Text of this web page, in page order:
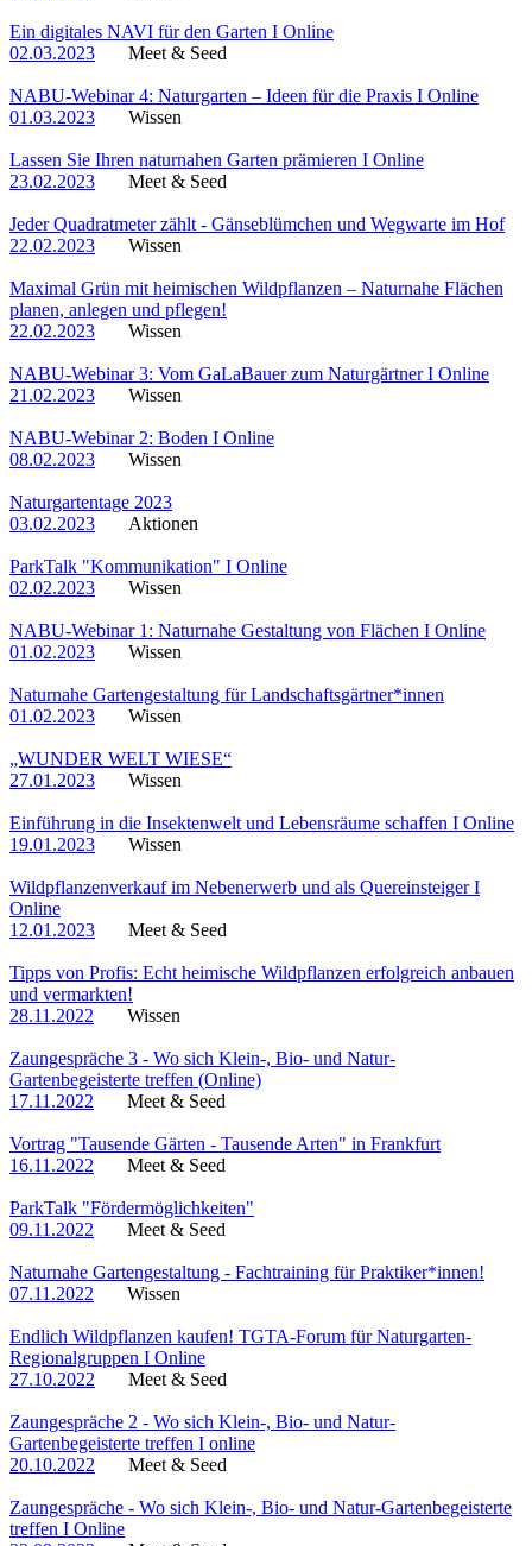
Ein digitales NAVI für den Garten I Online
02.03.2023
Meet & Seed
NABU-Webinar 4: Naturgarten – Ideen für die Praxis I Online
01.03.2023
Wissen
Lassen Sie Ihren naturnahen Garten prämieren I Online
23.02.2023
Meet & Seed
Jeder Quadratmeter zählt - Gänseblümchen und Wegwarte im Hof
22.02.2023
Wissen
Maximal Grün mit heimischen Wildpflanzen – Naturnahe Flächen
planen, anlegen und pflegen!
22.02.2023
Wissen
NABU-Webinar 3: Vom GaLaBauer zum Naturgärtner I Online
21.02.2023
Wissen
NABU-Webinar 2: Boden I Online
08.02.2023
Wissen
Naturgartentage 2023
03.02.2023
Aktionen
ParkTalk "Kommunikation" I Online
02.02.2023
Wissen
NABU-Webinar 1: Naturnahe Gestaltung von Flächen I Online
01.02.2023
Wissen
Naturnahe Gartengestaltung für Landschaftsgärtner*innen
01.02.2023
Wissen
„WUNDER WELT WIESE“
27.01.2023
Wissen
Einführung in die Insektenwelt und Lebensräume schaffen I Online
19.01.2023
Wissen
Wildpflanzenverkauf im Nebenerwerb und als Quereinsteiger I
Online
12.01.2023
Meet & Seed
Tipps von Profis: Echt heimische Wildpflanzen erfolgreich anbauen
und vermarkten!
28.11.2022
Wissen
Zaungespräche 3 - Wo sich Klein-, Bio- und Natur-
Gartenbegeisterte treffen (Online)
17.11.2022
Meet & Seed
Vortrag "Tausende Gärten - Tausende Arten" in Frankfurt
16.11.2022
Meet & Seed
ParkTalk "Fördermöglichkeiten"
09.11.2022
Meet & Seed
Naturnahe Gartengestaltung - Fachtraining für Praktiker*innen!
07.11.2022
Wissen
Endlich Wildpflanzen kaufen! TGTA-Forum für Naturgarten-
Regionalgruppen I Online
27.10.2022
Meet & Seed
Zaungespräche 2 - Wo sich Klein-, Bio- und Natur-
Gartenbegeisterte treffen I online
20.10.2022
Meet & Seed
Zaungespräche - Wo sich Klein-, Bio- und Natur-Gartenbegeisterte
treffen I Online